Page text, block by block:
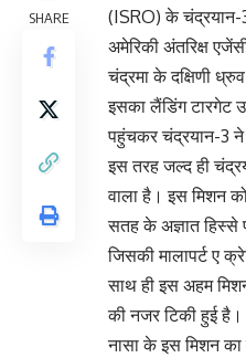
SHARE
(ISRO) के
अमेरिकी अंतरिक्ष
चंद्रमा के दक्षिणी
इसका लैंडिंग टारगेट
पहुंचकर चंद्रयान-3 ने
इस तरह जल्द ही
वाला है। इस मिशन
सतह के अज्ञात हिस्से
जिसकी मालापर्ट ए
साथ ही इस अहम
की नजर टिकी हुई है।
नासा के इस मिशन